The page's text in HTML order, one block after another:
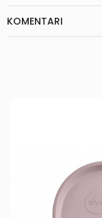
KOMENTARI